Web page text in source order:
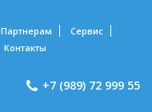
Партнерам
Сервис
Контакты
+7 (989) 72 999 55